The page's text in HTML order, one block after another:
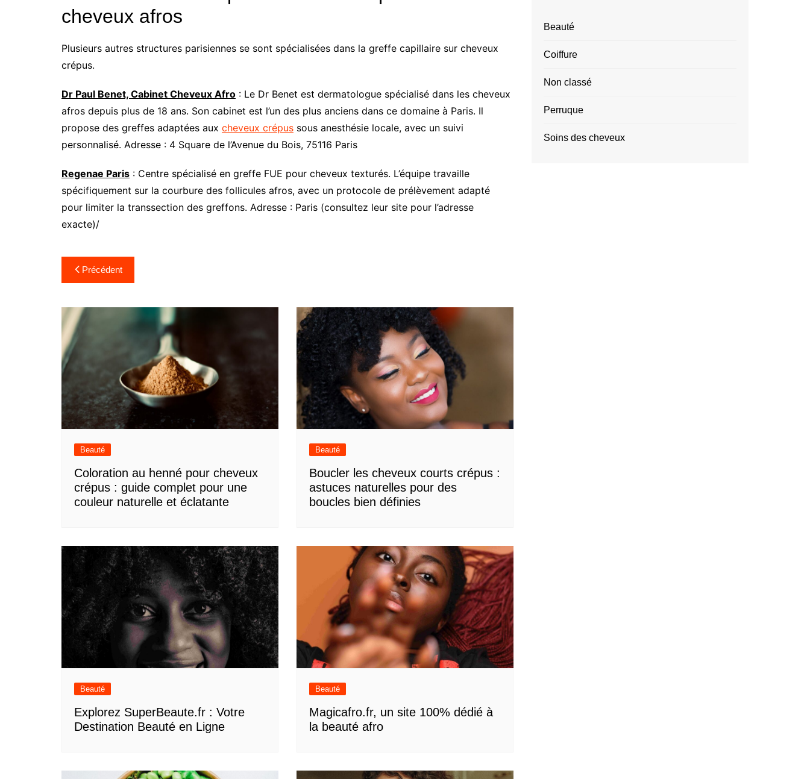
cheveux afros
Plusieurs autres structures parisiennes se sont spécialisées dans la greffe capillaire sur cheveux
crépus.
Dr Paul Benet, Cabinet Cheveux Afro : Le Dr Benet est dermatologue spécialisé dans les cheveux
afros depuis plus de 18 ans. Son cabinet est l’un des plus anciens dans ce domaine à Paris. Il
propose des greffes adaptées aux cheveux crépus sous anesthésie locale, avec un suivi
personnalisé. Adresse : 4 Square de l’Avenue du Bois, 75116 Paris
Regenae Paris : Centre spécialisé en greffe FUE pour cheveux texturés. L’équipe travaille
spécifiquement sur la courbure des follicules afros, avec un protocole de prélèvement adapté
pour limiter la transsection des greffons. Adresse : Paris (consultez leur site pour l’adresse
exacte)/
Navigation
de
l’article
Précédent
Beauté
Coloration au henné pour cheveux
crépus : guide complet pour une
couleur naturelle et éclatante
Beauté
Boucler les cheveux courts crépus :
astuces naturelles pour des
boucles bien définies
Beauté
Explorez SuperBeaute.fr : Votre
Destination Beauté en Ligne
Beauté
Magicafro.fr, un site 100% dédié à
la beauté afro
Beauté
Coiffure
Non classé
Perruque
Soins des cheveux